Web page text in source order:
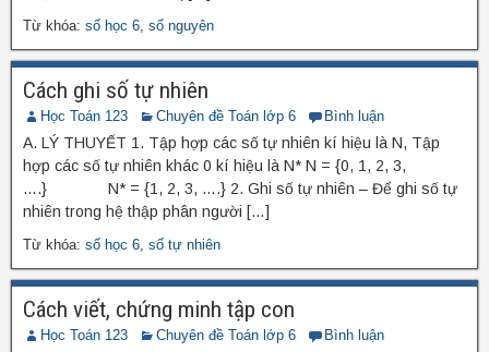
Từ khóa: số học 6, số nguyên
Cách ghi số tự nhiên
Học Toán 123 Chuyên đề Toán lớp 6 Bình luận
A. LÝ THUYẾT 1. Tập hợp các số tự nhiên kí hiệu là N, Tập
hợp các số tự nhiên khác 0 kí hiệu là N* N = {0, 1, 2, 3,
….} N* = {1, 2, 3, ….} 2. Ghi số tự nhiên – Để ghi số tự
nhiên trong hệ thập phân người […]
Từ khóa: số học 6, số tự nhiên
Cách viết, chứng minh tập con
Học Toán 123 Chuyên đề Toán lớp 6 Bình luận